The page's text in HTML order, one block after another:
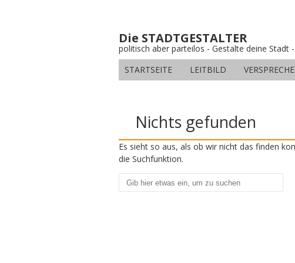
Die STADTGESTALTER
politisch aber parteilos - Gestalte deine Stadt
STARTSEITE
LEITBILD
Nichts gefunden
Es sieht so aus, als ob wir nicht das finden
die Suchfunktion.
Suchen